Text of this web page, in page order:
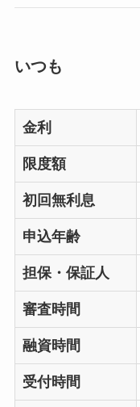
いつも
金利
限度額
初回無利息
申込年齢
担保・保証人
審査時間
融資時間
受付時間